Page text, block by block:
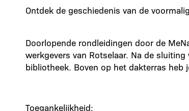
Ontdek de geschiedenis van de
Doorlopende rondleidingen door de
werkgevers van Rotselaar. Na de
bibliotheek. Boven op het dakterras
Toegankelijkheid: